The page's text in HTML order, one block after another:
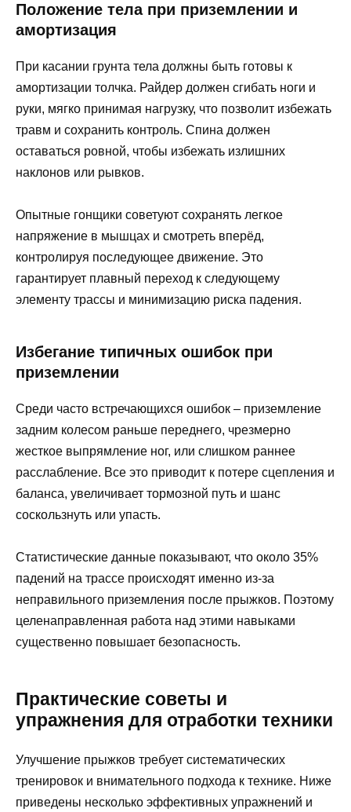
Положение тела при приземлении и
амортизация
При касании грунта тела должны быть готовы к
амортизации толчка. Райдер должен сгибать ноги и
руки, мягко принимая нагрузку, что позволит избежать
травм и сохранить контроль. Спина должен
оставаться ровной, чтобы избежать излишних
наклонов или рывков.
Опытные гонщики советуют сохранять легкое
напряжение в мышцах и смотреть вперёд,
контролируя последующее движение. Это
гарантирует плавный переход к следующему
элементу трассы и минимизацию риска падения.
Избегание типичных ошибок при
приземлении
Среди часто встречающихся ошибок – приземление
задним колесом раньше переднего, чрезмерно
жесткое выпрямление ног, или слишком раннее
расслабление. Все это приводит к потере сцепления и
баланса, увеличивает тормозной путь и шанс
соскользнуть или упасть.
Статистические данные показывают, что около 35%
падений на трассе происходят именно из-за
неправильного приземления после прыжков. Поэтому
целенаправленная работа над этими навыками
существенно повышает безопасность.
Практические советы и
упражнения для отработки техники
Улучшение прыжков требует систематических
тренировок и внимательного подхода к технике. Ниже
приведены несколько эффективных упражнений и